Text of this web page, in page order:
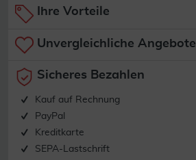
Ihre Vorteile
Unvergleichliche Angebote
Sicheres Bezahlen
Kauf auf Rechnung
PayPal
Kreditkarte
SEPA-Lastschrift